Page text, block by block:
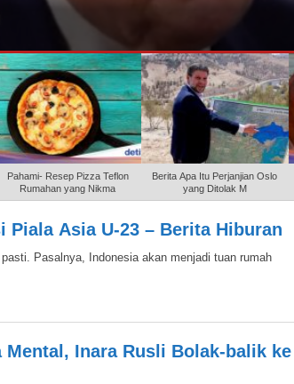
Pahami- Resep Pizza Teflon
Rumahan yang Nikma
Berita Apa Itu Perjanjian Oslo
yang Ditolak M
Piala Asia U-23 – Berita Hiburan
Pasalnya, Indonesia akan menjadi tuan rumah
Inara Rusli Bolak-balik ke